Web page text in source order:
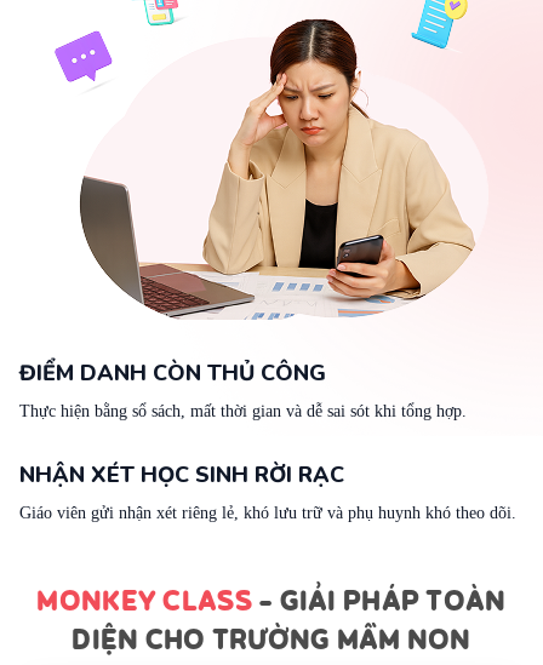
ĐIỂM DANH CÒN THỦ CÔNG
Thực hiện bằng sổ sách, mất thời gian và dễ sai sót khi tổng hợp.
NHẬN XÉT HỌC SINH RỜI RẠC
Giáo viên gửi nhận xét riêng lẻ, khó lưu trữ và phụ huynh khó theo dõi.
MONKEY CLASS- GIẢI PHÁP TOÀN
DIỆN CHO TRƯỜNG MẦM NON